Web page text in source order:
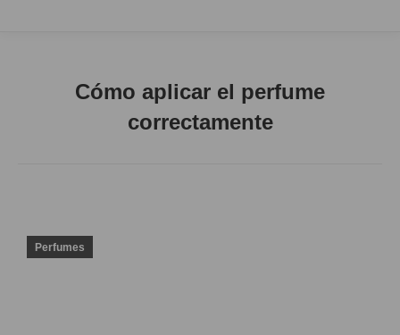
Cómo aplicar el perfume
correctamente
Perfumes